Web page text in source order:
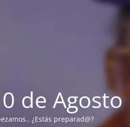
de Agosto
¿Estás preparad@?